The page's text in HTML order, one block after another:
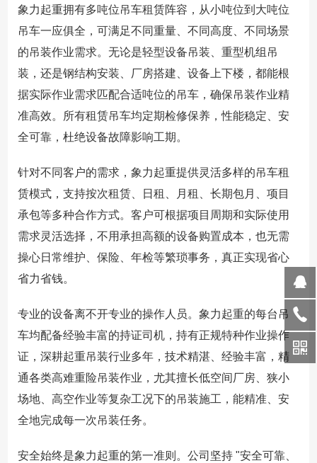
象力起重拥有多吨位吊车租赁阵容，从小吨位到大吨位
吊车一应俱全，可满足不同重量、不同高度、不同场景
的吊装作业需求。无论是轻型设备吊装、重型机组吊
装，还是钢结构安装、厂房搭建、设备上下楼，都能根
据实际作业需求匹配合适吨位的吊车，确保吊装作业精
准高效。所有租赁吊车均定期检修保养，性能稳定、安
全可靠，杜绝设备故障影响工期。
针对不同客户的需求，象力起重提供灵活多样的吊车租
赁模式，支持按次租赁、日租、月租、长期包月、项目
承包等多种合作方式。客户可根据项目周期和实际使用
需求灵活选择，不用承担高额的设备购置成本，也无需
操心日常维护、保险、年检等繁琐事务，真正实现省心
省力省钱。
专业的设备离不开专业的操作人员。象力起重的每台吊
车均配备经验丰富的持证司机，持有正规特种作业操作
证，深耕起重吊装行业多年，技术精湛、经验丰富，精
通各类高难重险吊装作业，尤其擅长低空间厂房、狭小
场地、高空作业等复杂工况下的吊装施工，能精准、安
全地完成每一次吊装任务。
安全始终是象力起重的第一准则。公司坚持 "安全可靠、